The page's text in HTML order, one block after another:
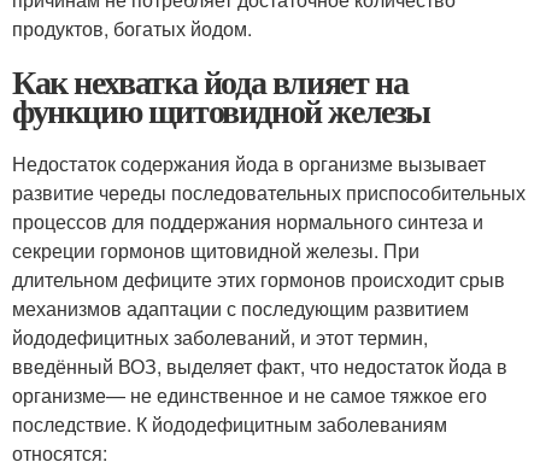
продуктов, богатых йодом.
Как нехватка йода влияет на
функцию щитовидной железы
Недостаток содержания йода в организме вызывает
развитие череды последовательных приспособительных
процессов для поддержания нормального синтеза и
секреции гормонов щитовидной железы. При
длительном дефиците этих гормонов происходит срыв
механизмов адаптации с последующим развитием
йододефицитных заболеваний, и этот термин,
введённый ВОЗ, выделяет факт, что недостаток йода в
организме— не единственное и не самое тяжкое его
последствие. К йододефицитным заболеваниям
относятся: